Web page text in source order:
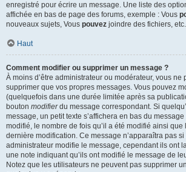
enregistré pour écrire un message. Une liste des
affichée en bas de page des forums, exemple : Vous
nouveaux sujets, Vous pouvez joindre des fichiers, etc.
Haut
Comment modifier ou supprimer un message ?
À moins d’être administrateur ou modérateur, vous ne
supprimer que vos propres messages. Vous pouvez
(quelquefois dans une durée limitée après sa
bouton modifierdu message correspondant. Si
message, un petit texte s’affichera en bas du
modifié, le nombre de fois qu’il a été modifié ainsi que
dernière modification. Ce message n’apparaîtra pas
administrateur modifie le message, cependant ils ont
une note indiquant qu’ils ont modifié le message de
Notez que les utilisateurs ne peuvent pas supprimer